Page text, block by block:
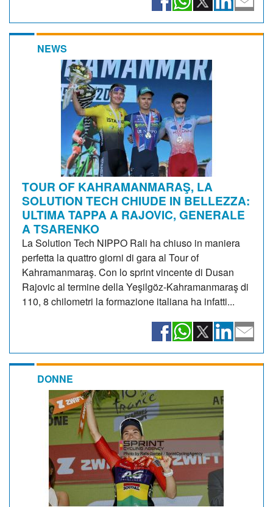
NEWS
TOUR OF KAHRAMANMARAŞ, LA
SOLUTION TECH CHIUDE IN BELLEZZA:
ULTIMA TAPPA A RAJOVIC, GENERALE
A TSARENKO
La Solution Tech NIPPO Rali ha chiuso in maniera
perfetta la quattro giorni di gara al Tour of
Kahramanmaraş. Con lo sprint vincente di Dusan
Rajovic al termine della Yeşilgöz-Kahramanmaraş di
110, 8 chilometri la formazione italiana ha infatti...
DONNE